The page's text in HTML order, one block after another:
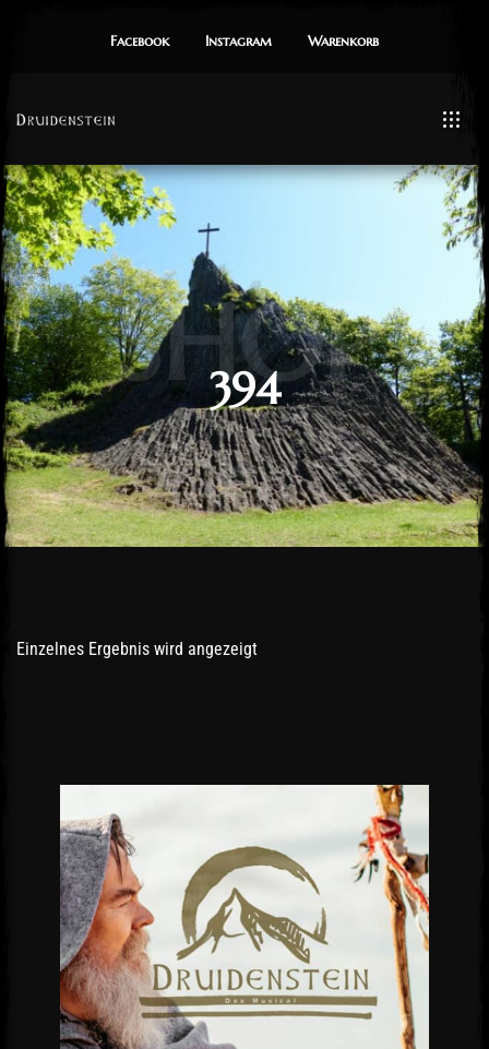
Facebook Instagram Warenkorb
SHOP
394
Einzelnes Ergebnis wird angezeigt